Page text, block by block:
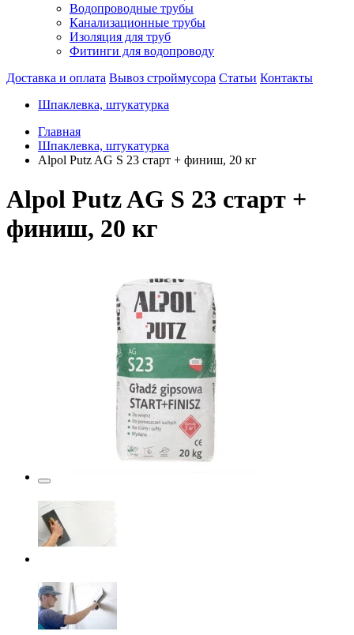
Водопроводные трубы
Канализационные трубы
Изоляция для труб
Фитинги для водопроводу
Доставка и оплата Вывоз строймусора Статьи Контакты
Шпаклевка, штукатурка
Главная
Шпаклевка, штукатурка
Alpol Putz AG S 23 старт + финиш, 20 кг
Alpol Putz AG S 23 старт +
финиш, 20 кг